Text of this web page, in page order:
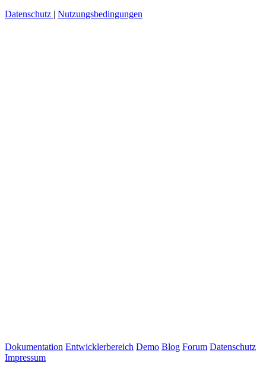
Datenschutz | Nutzungsbedingungen
Dokumentation Entwicklerbereich Demo Blog Forum Datenschutz
Impressum